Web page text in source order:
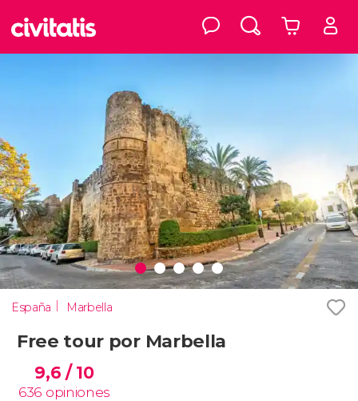
España Marbella
Free tour por Marbella
9,6/ 10
636 opiniones